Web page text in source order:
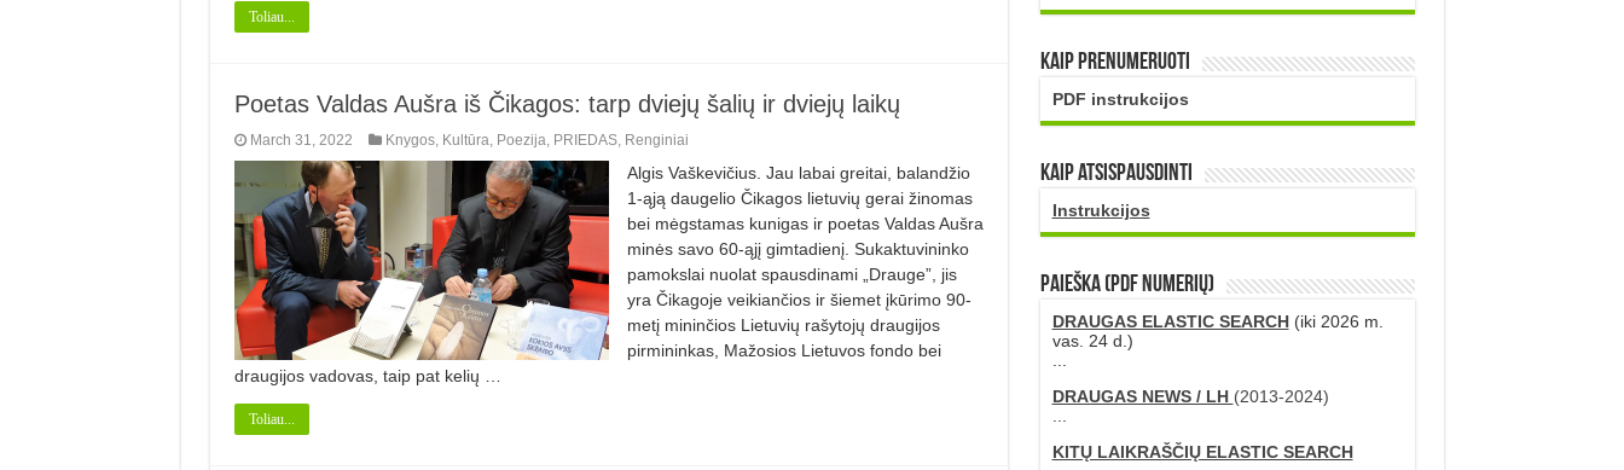
Toliau...
Poetas Valdas Aušra iš Čikagos: tarp dviejų šalių ir dviejų laikų
March 31, 2022 Knygos, Kultūra Poezija PRIEDAS, Renginiai
Algis Vaškevičius. Jau labai greitai, balandžio
1-ąją daugelio Čikagos lietuvių gerai žinomas
bei mėgstamas kunigas ir poetas Valdas Aušra
minės savo 60-ąjį gimtadienį. Sukaktuvininko
pamokslai nuolat spausdinami „Drauge”, jis
yra Čika­goje veikiančios ir šiemet įkūrimo 90-
metį mininčios Lietuvių rašytojų draugijos
pirmininkas, Mažosios Lietuvos fondo bei
draugijos vadovas, taip pat kelių …
Toliau...
Kaip prenumeruoti
PDF instrukcijos
Kaip atsispausdinti
Instrukcijos
PAIEŠKA (PDF numerių)
DRAUGAS ELASTIC SEARCH(iki 2026 m.
vas. 24 d.)
...
DRAUGAS NEWS / LH (2013-2024)
...
KITŲ LAIKRAŠČIŲ ELASTIC SEARCH